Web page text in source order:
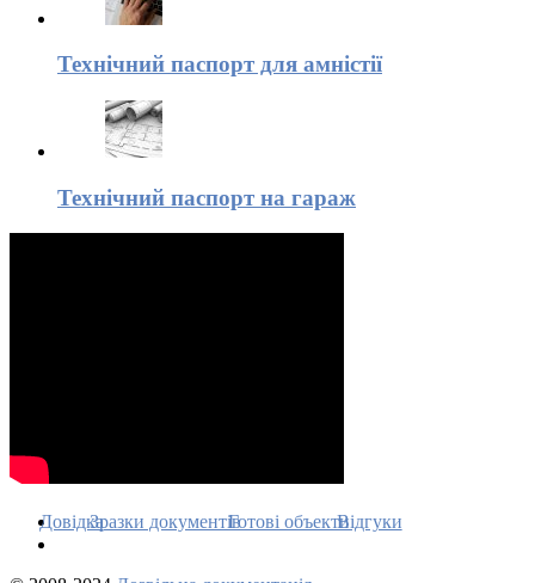
Технічний паспорт для амністії
Технічний паспорт на гараж
ДовідкаЗразки документівГотові объектиВідгуки